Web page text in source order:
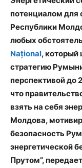
потенциалом для
Республики
любых
Național, который
стратегию
перспективой до
что
взять на себя
Молдова,
безопасность
энергетической
Прутом”, передает